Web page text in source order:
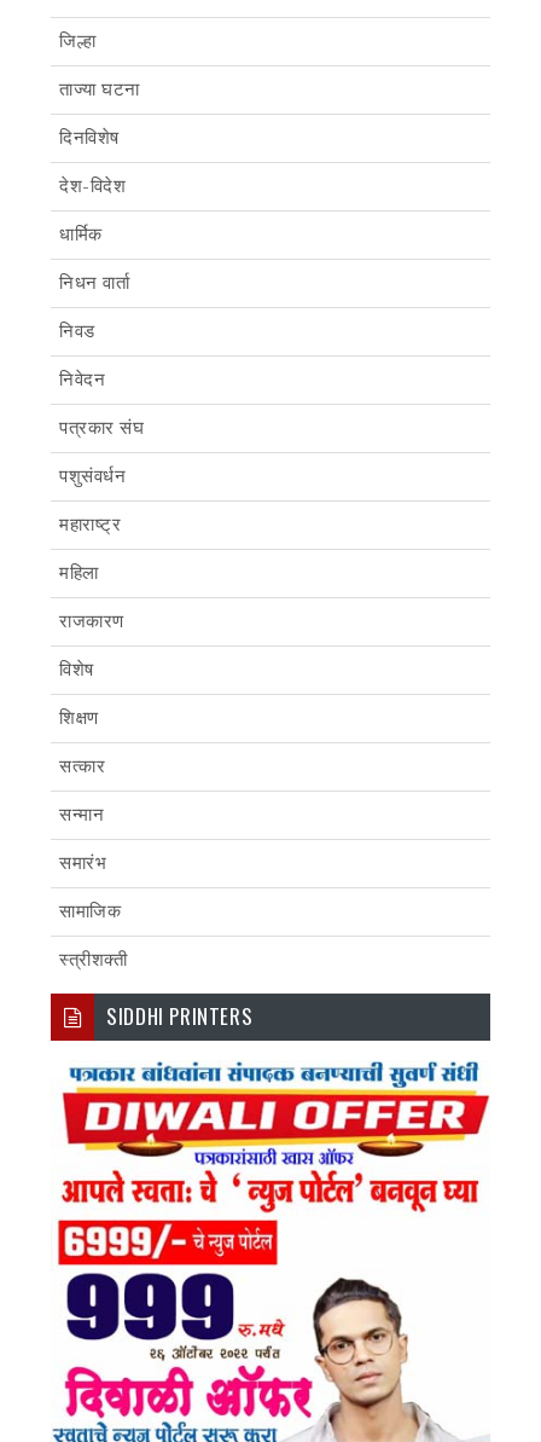
जिल्हा
ताज्या घटना
दिनविशेष
देश-विदेश
धार्मिक
निधन वार्ता
निवड
निवेदन
पत्रकार संघ
पशुसंवर्धन
महाराष्ट्र
महिला
राजकारण
विशेष
शिक्षण
सत्कार
सन्मान
समारंभ
सामाजिक
स्त्रीशक्ती
SIDDHI PRINTERS